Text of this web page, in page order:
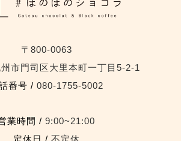
〒800-0063
市門司区大里本町一丁目5-2-1
番号 / 080-1755-5002
業時間 / 9:00~21:00